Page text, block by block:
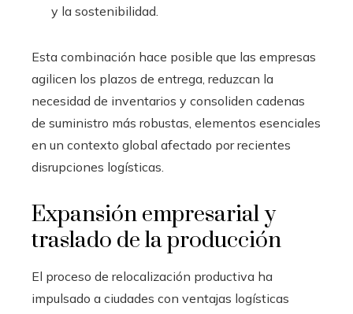
y la sostenibilidad.
Esta combinación hace posible que las empresas
agilicen los plazos de entrega, reduzcan la
necesidad de inventarios y consoliden cadenas
de suministro más robustas, elementos esenciales
en un contexto global afectado por recientes
disrupciones logísticas.
Expansión empresarial y
traslado de la producción
El proceso de relocalización productiva ha
impulsado a ciudades con ventajas logísticas